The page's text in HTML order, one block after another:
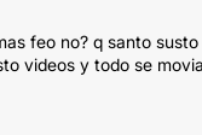
feo no? q santo
videos y todo se